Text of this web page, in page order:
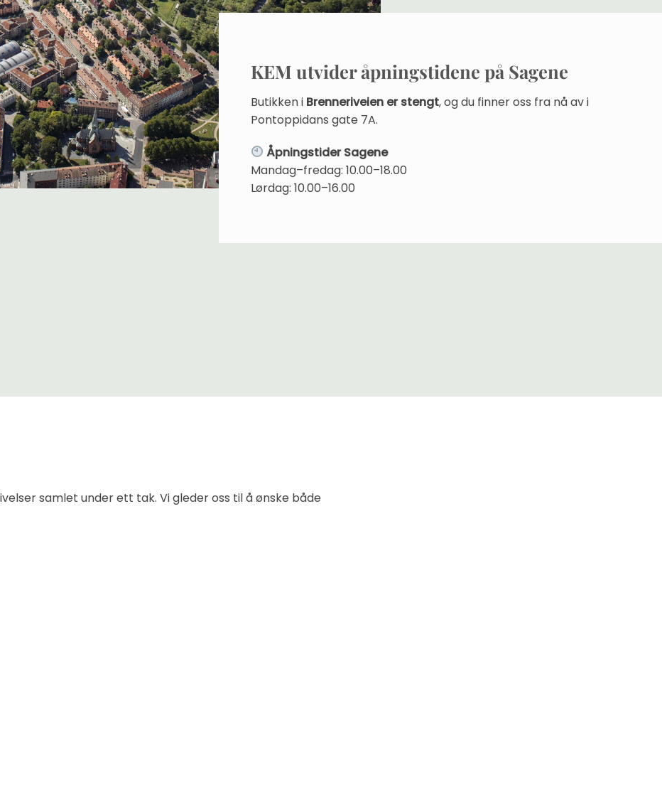
KEM utvider åpningstidene på Sagene
Butikken i Brenneriveien er stengt, og du finner oss fra nå av i
Pontoppidans gate 7A.
Åpningstider Sagene
Mandag–fredag: 10.00–18.00
Lørdag: 10.00–16.00
samlet under ett tak. Vi gleder oss til å ønske både